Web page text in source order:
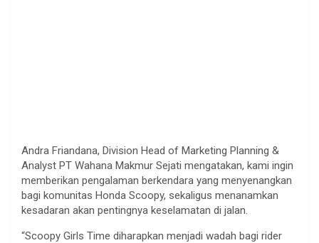
Andra Friandana, Division Head of Marketing Planning &
Analyst PT Wahana Makmur Sejati mengatakan, kami ingin
memberikan pengalaman berkendara yang menyenangkan
bagi komunitas Honda Scoopy, sekaligus menanamkan
kesadaran akan pentingnya keselamatan di jalan.
“Scoopy Girls Time diharapkan menjadi wadah bagi rider